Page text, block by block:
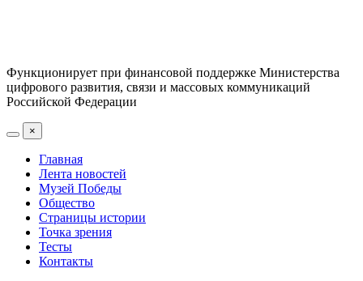
Функционирует при финансовой поддержке Министерства
цифрового развития, связи и массовых коммуникаций
Российской Федерации
×
Главная
Лента новостей
Музей Победы
Общество
Страницы истории
Точка зрения
Тесты
Контакты